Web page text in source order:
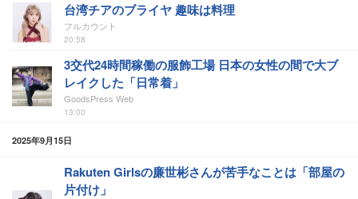
台湾チアのブライヤ 趣味は料理
フルカウント
20:58
3交代24時間稼働の服飾工場 日本の女性の間で大ブ
レイクした「日常着」
GoodsPress Web
13:00
2025年9月15日
Rakuten Girlsの廉世彬さんが苦手なことは「部屋の
片付け」